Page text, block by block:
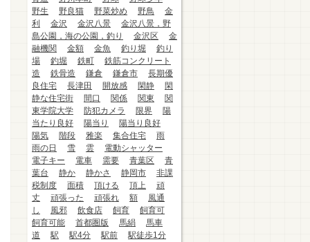
野生
野良猫 野菜炒め 野鳥
金
利
金沢 金沢八景
金沢八景，野
島公園，海の公園，釣り
金沢区
金
融機関
金額 金魚 釣り堀
釣り
場
釣堀 鉄町
鉄筋コンクリート
造
鉄骨造 鎌倉 鎌倉市
長期優
良住宅
長津田 開放感 閑静
閑
静な住宅街
間口 関係 関東
関
東学院大学
防犯カメラ 限界
陽
当たり良好
陽当り
陽当り良好
陽気
階段 雅楽 集合住宅
雨
雨の日
雪 雲
電動シャッター
電子キー
電車 需要 青葉区
青
葉台
静か 静かさ 静岡市
非課
税制度
面積 頂ける 頂上
頑
丈
頑張った 頑張れ 額
風通
し
風邪 飲食店 飼育
飼育可
飼育可能
首都圏版 馬絹
馬車
道
駅 駅4分 駅前
駅徒歩1分